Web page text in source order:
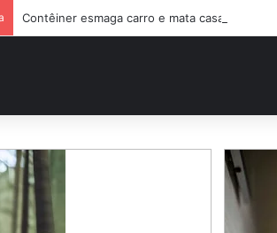
Contêiner esmaga carro e mata casal na BR-